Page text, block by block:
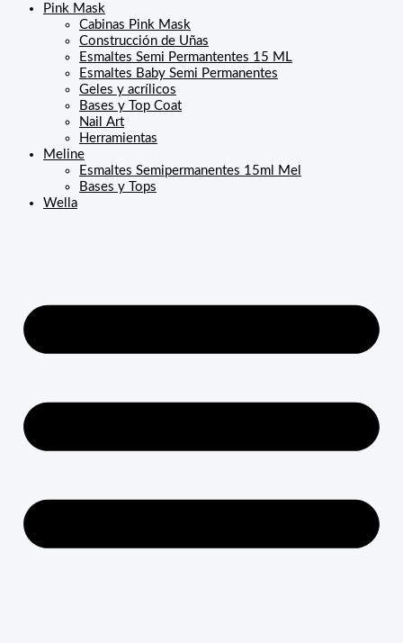
Pink Mask
Cabinas Pink Mask
Construcción de Uñas
Esmaltes Semi Permantentes 15 ML
Esmaltes Baby Semi Permanentes
Geles y acrílicos
Bases y Top Coat
Nail Art
Herramientas
Meline
Esmaltes Semipermanentes 15ml Mel
Bases y Tops
Wella